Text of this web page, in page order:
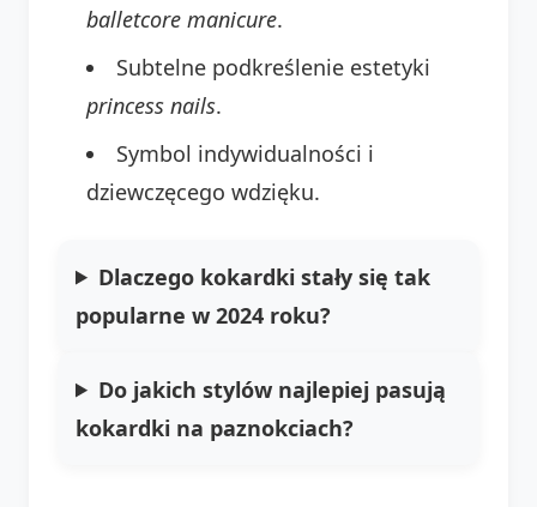
balletcore manicure.
Subtelne podkreślenie estetyki
princess nails.
Symbol indywidualności i
dziewczęcego wdzięku.
Dlaczego kokardki stały się tak
popularne w 2024 roku?
Do jakich stylów najlepiej pasują
kokardki na paznokciach?